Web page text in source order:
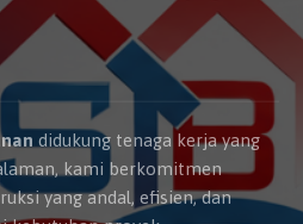
didukung tenaga kerja yang
kami berkomitmen
yang andal, efisien, dan